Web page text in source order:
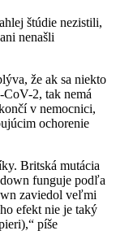
štúdie nezistili,
nenašli
že ak sa niekto
2, tak nemá
v nemocnici,
ochorenie
Britská mutácia
funguje podľa
zaviedol veľmi
efekt nie je taký
píše